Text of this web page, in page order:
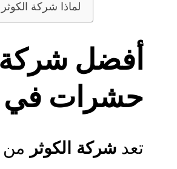
لماذا شركة
أفضل
حشرات
تعد شركة الكوثر من